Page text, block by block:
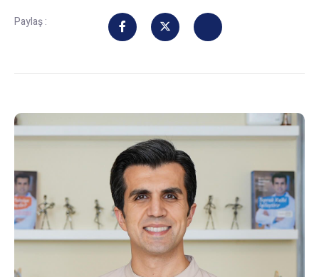
Paylaş :